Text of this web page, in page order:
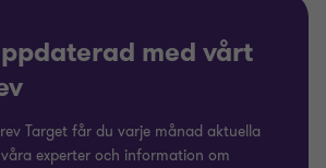
med vårt
Target får du varje månad aktuella
experter och information om